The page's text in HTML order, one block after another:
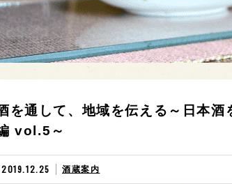
を通して、地域を伝える～日本
vol.5～
2019.12.25 酒蔵案内